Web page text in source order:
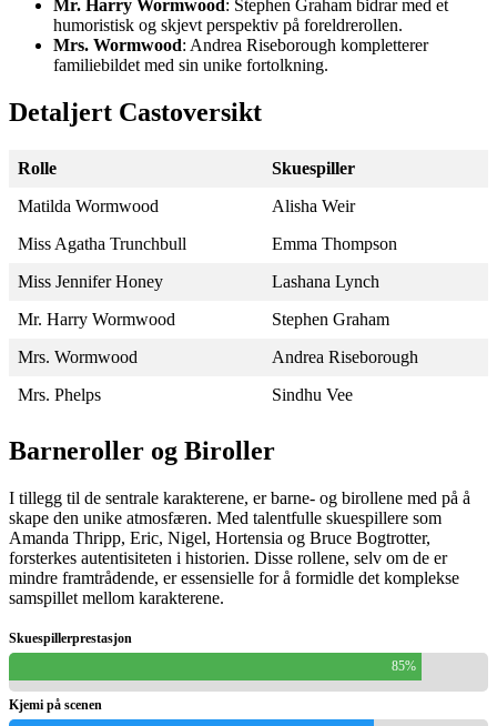
Mr. Harry Wormwood : Stephen Graham bidrar med et
humoristisk og skjevt perspektiv på foreldrerollen.
Mrs. Wormwood: Andrea Riseborough kompletterer
familiebildet med sin unike fortolkning.
Detaljert Castoversikt
Rolle
Skuespiller
Matilda Wormwood
Alisha Weir
Miss Agatha Trunchbull
Emma Thompson
Miss Jennifer Honey
Lashana Lynch
Mr. Harry Wormwood
Stephen Graham
Mrs. Wormwood
Andrea Riseborough
Mrs. Phelps
Sindhu Vee
Barneroller og Biroller
I tillegg til de sentrale karakterene, er barne- og birollene med på å
skape den unike atmosfæren. Med talentfulle skuespillere som
Amanda Thripp, Eric, Nigel, Hortensia og Bruce Bogtrotter,
forsterkes autentisiteten i historien. Disse rollene, selv om de er
mindre framtrådende, er essensielle for å formidle det komplekse
samspillet mellom karakterene.
Skuespillerprestasjon
85%
Kjemi på scenen